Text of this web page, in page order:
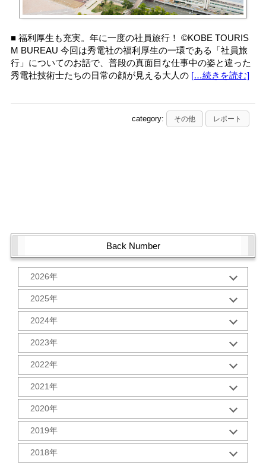
■ 福利厚生も充実。年に一度の社員旅行！ ©KOBE TOURIS
M BUREAU 今回は秀電社の福利厚生の一環である「社員旅
行」についてのお話で、普段の真面目な仕事中の姿と違った
秀電社技術士たちの日常の顔が見える大人の […続きを読む]
category: その他 レポート
Back Number
2026年
1月 (1)
2025年
10月 (2)
9月 (2)
8月 (2)
7月 (2)
6月 (2)
5月 (3)
4月 (1)
3月 (2)
2月 (2)
1月 (3)
2024年
12月 (1)
11月 (2)
10月 (2)
9月 (2)
8月 (2)
7月 (2)
6月 (2)
5月 (2)
4月 (2)
3月 (1)
2月 (2)
2023年
12月 (2)
11月 (2)
10月 (2)
9月 (2)
8月 (2)
7月 (2)
6月 (2)
5月 (2)
4月 (2)
2022年
12月 (2)
11月 (2)
10月 (3)
9月 (3)
8月 (2)
6月 (2)
5月 (3)
2021年
12月 (2)
11月 (2)
10月 (2)
9月 (5)
8月 (1)
2020年
12月 (2)
11月 (2)
10月 (2)
9月 (1)
2019年
12月 (3)
11月 (1)
2018年